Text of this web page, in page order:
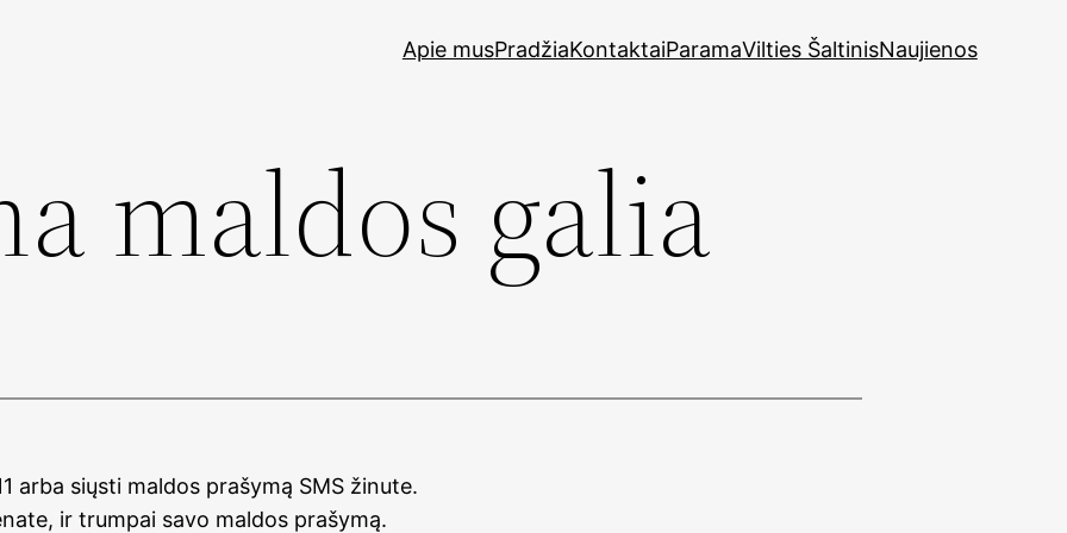
Apie musPradžiaKontaktaiParamaVilties ŠaltinisNaujienos
maldos galia
arba siųsti maldos prašymą SMS žinute.
ir trumpai savo maldos prašymą.